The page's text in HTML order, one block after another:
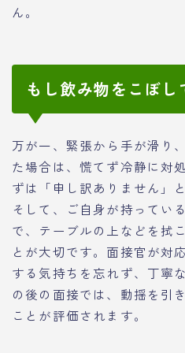
ん。
もし飲み物をこぼし
万が一、緊張から手が滑り
た場合は、慌てず冷静に対
ずは「申し訳ありません」
そして、ご自身が持ってい
で、テーブルの上などを拭
とが大切です。面接官が対
する気持ちを忘れず、丁寧
の後の面接では、動揺を引
ことが評価されます。